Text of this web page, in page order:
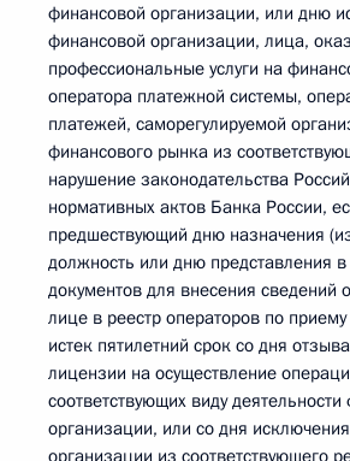
финансовой организации, или дню
финансовой организации, лица,
профессиональные услуги на
оператора платежной системы,
платежей, саморегулируемой
финансового рынка из
нарушение законодательства
нормативных актов Банка России,
предшествующий дню назначения
должность или дню представления
документов для внесения сведений
лице в реестр операторов по
истек пятилетний срок со дня
лицензии на осуществление
соответствующих виду
организации, или со дня
организации из соответствующего